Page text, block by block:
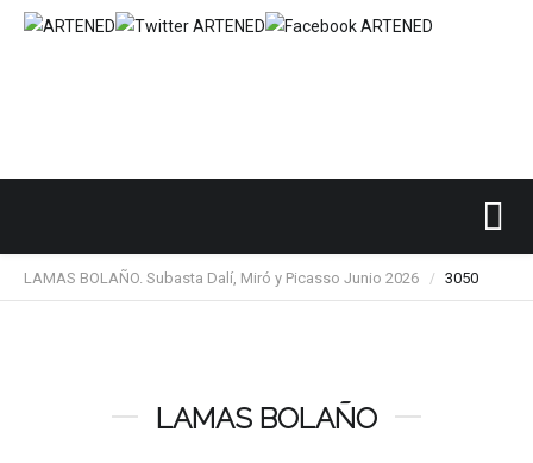
LAMAS BOLAÑO. Subasta Dalí, Miró y Picasso Junio 2026 / 3050
LAMAS BOLAÑO